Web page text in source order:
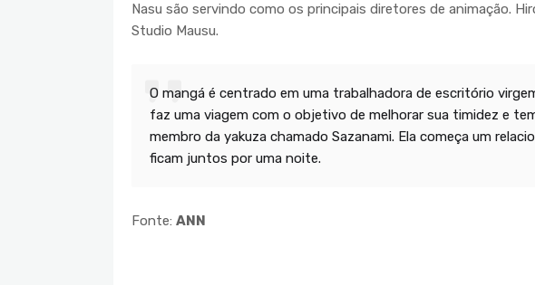
Nasu são servindo como os principais diretores de animação.
Studio Mausu.
O mangá é centrado em uma trabalhadora de escritório
faz uma viagem com o objetivo de melhorar sua timidez e
membro da yakuza chamado Sazanami. Ela começa um
ficam juntos por uma noite.
Fonte: ANN